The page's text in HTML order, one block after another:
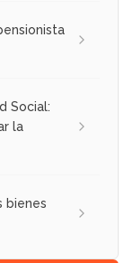
Social:
la
bienes